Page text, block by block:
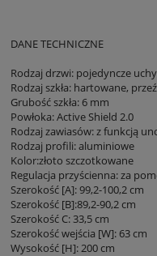
DANE TECHNICZNE
Rodzaj drzwi: pojedyncze
Rodzaj szkła: hartowane,
Grubość szkła: 6 mm
Powłoka: Active Shield 2.0
Rodzaj zawiasów: z funkcją
Rodzaj profili: aluminiowe
Kolor:złoto szczotkowane
Regulacja przyścienna: za
Szerokość [A]: 99,2-100,2 cm
Szerokość [B]:89,2-90,2 cm
Szerokość C: 33,5 cm
Szerokość wejścia [W]: 63 cm
Wysokość [H]: 200 cm